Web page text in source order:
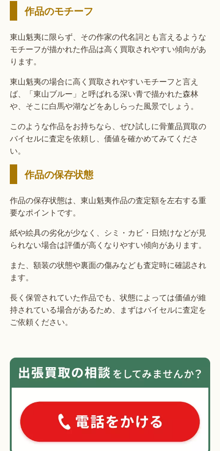
作品のモチーフ
東山魁夷に限らず、その作家の代名詞とも言えるような
モチーフが描かれた作品は高く買取されやすい傾向があ
ります。
東山魁夷の場合に高く買取されやすいモチーフと言え
ば、「東山ブルー」と呼ばれる深い青で描かれた森林
や、そこに白馬や湖などをあしらった風景でしょう。
このような作品をお持ちなら、ぜひ試しに骨董品買取の
バイセルに査定を依頼し、価値を確かめてみてくださ
い。
作品の保存状態
作品の保存状態は、東山魁夷作品の査定額を左右する重
要なポイントです。
紙や絵具の劣化が少なく、シミ・カビ・日焼けなどが見
られない場合は評価が高くなりやすい傾向があります。
また、額装の状態や裏面の傷みなども査定時に確認され
ます。
長く保管されていた作品でも、状態によっては価値が維
持されている場合があるため、まずはバイセルに査定を
ご依頼ください。